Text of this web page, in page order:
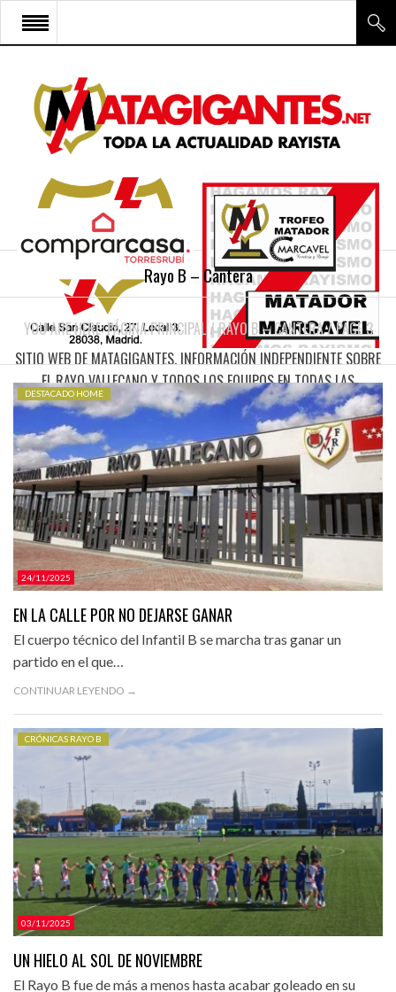
SITIO WEB DE MATAGIGANTES. INFORMACIÓN INDEPENDIENTE SOBRE
EL RAYO VALLECANO Y TODOS LOS EQUIPOS EN TODAS LAS
CATEGORÍAS.
INICIO
RAYO VALLECANO
CANTERA Y ESCUELA FRV
RAYO FÉMINAS
MULTIMEDIA
CONTACTO
Rayo B – Cantera
YOU ARE HERE:PÁGINA PRINCIPAL /RAYO B – CANTERA/PAGE 3
24/11/2025
DESTACADO HOME
EN LA CALLE POR NO DEJARSE GANAR
El cuerpo técnico del Infantil B se marcha tras ganar un
partido en el que…
CONTINUAR LEYENDO →
03/11/2025
CRÓNICAS RAYO B
UN HIELO AL SOL DE NOVIEMBRE
El Rayo B fue de más a menos hasta acabar goleado en su